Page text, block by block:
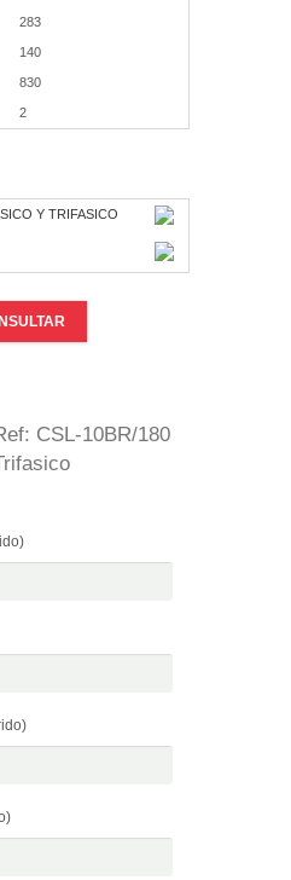
283
140
830
2
Y TRIFASICO
CSL-10BR/180